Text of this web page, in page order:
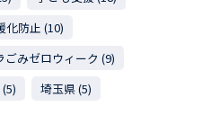
化防止 (10)
ごみゼロウィーク (9)
埼玉県 (5)